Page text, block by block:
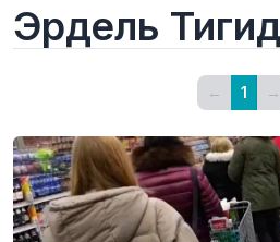
Эрдель
← 1 →